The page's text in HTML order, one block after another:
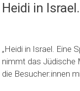
Heidi in
„Heidi in Israel. Eine
nimmt das Jüdische
die Besucher:innen